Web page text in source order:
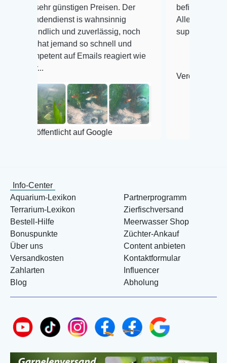
günstigen Preisen. Der
is wahnsinnig
und zuverlässig, noch
jemand so schnell und
auf Emails reagiert wie
auf Google
befinden der Fische
Alles ist quick lebendig
super Zustand. Gerne
Veröffentlicht auf Google
Info-Center
Aquarium-Lexikon
Terrarium-Lexikon
Bestell-Hilfe
Bonuspunkte
Über uns
Versandkosten
Zahlarten
Blog
Partnerprogramm
Zierfischversand
Meerwasser Shop
Züchter-Ankauf
Content anbieten
Kontaktformular
Influencer
Abholung